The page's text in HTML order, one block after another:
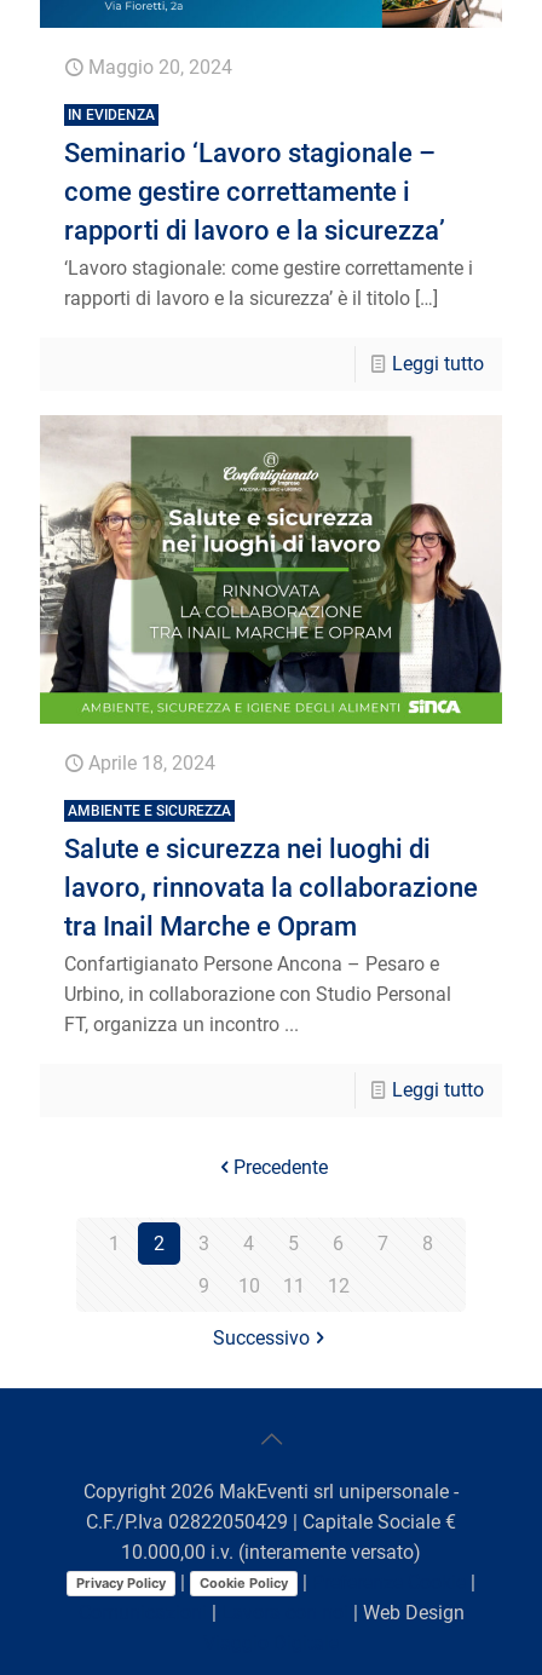
Maggio 20, 2024
IN EVIDENZA
Seminario ‘Lavoro stagionale –
come gestire correttamente i
rapporti di lavoro e la sicurezza’
‘Lavoro stagionale: come gestire correttamente i
rapporti di lavoro e la sicurezza’ è il titolo […]
Leggi tutto
Aprile 18, 2024
AMBIENTE E SICUREZZA
Salute e sicurezza nei luoghi di
lavoro, rinnovata la collaborazione
tra Inail Marche e Opram
Confartigianato Persone Ancona – Pesaro e
Urbino, in collaborazione con Studio Personal
FT, organizza un incontro ...
Leggi tutto
Precedente
1 2 3 4 5 6 7
8
9
10 11 12
Successivo
Copyright 2026 MakEventi srl unipersonale -
C.F./P.Iva 02822050429 | Capitale Sociale €
10.000,00 i.v. (interamente versato)
Privacy Policy | Cookie Policy |
|
|
| Web Design